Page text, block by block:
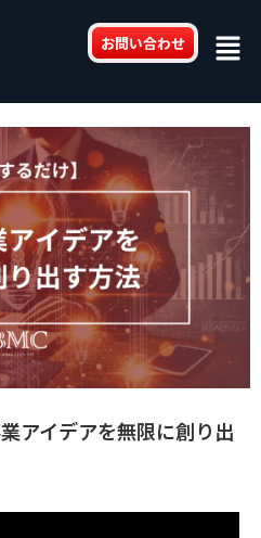
お問い合わせ
アイデアを無限に創り出